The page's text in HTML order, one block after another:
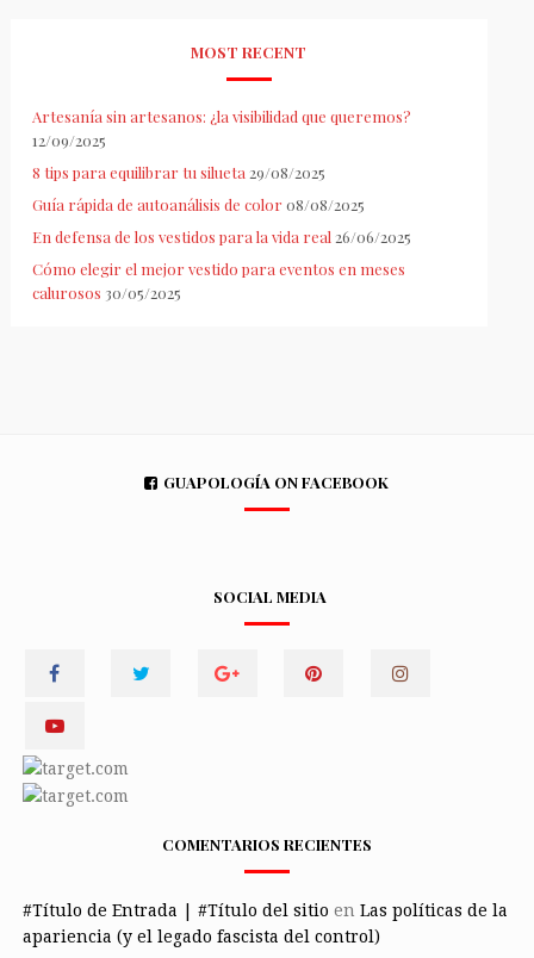
MOST RECENT
Artesanía sin artesanos: ¿la visibilidad que queremos?
12/09/2025
8 tips para equilibrar tu silueta 29/08/2025
Guía rápida de autoanálisis de color 08/08/2025
En defensa de los vestidos para la vida real 26/06/2025
Cómo elegir el mejor vestido para eventos en meses
calurosos 30/05/2025
GUAPOLOGÍA ON FACEBOOK
SOCIAL MEDIA
COMENTARIOS RECIENTES
#Título de Entrada | #Título del sitio en Las políticas de la
apariencia (y el legado fascista del control)